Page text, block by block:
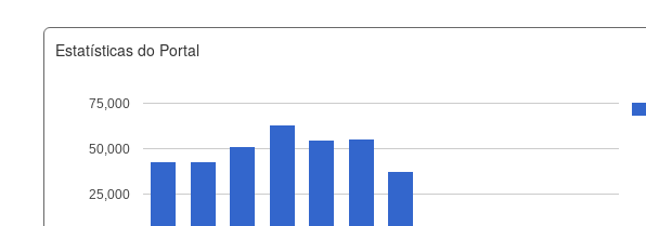
Estatísticas do Portal
25,000
50,000
75,000
documento_andamento_atual.xml
06-08-2026